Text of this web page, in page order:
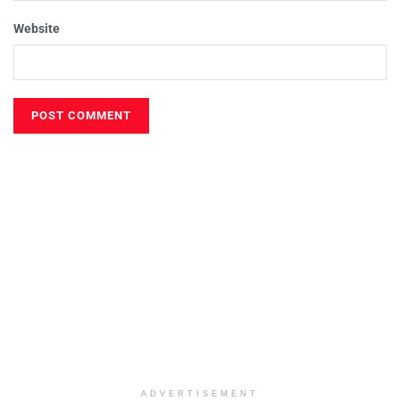
Website
ADVERTISEMENT